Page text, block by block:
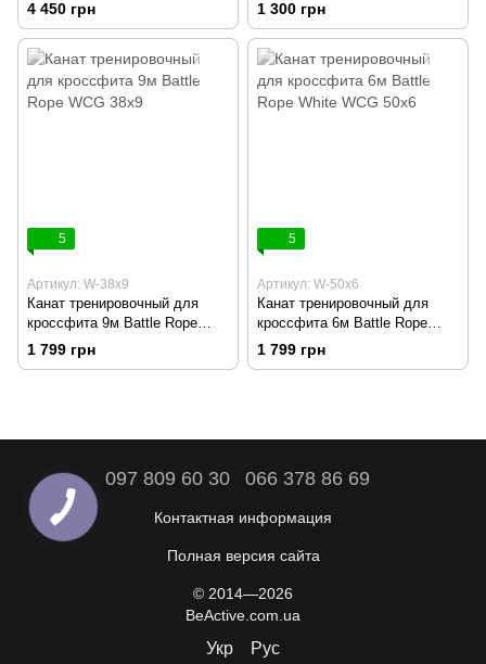
4 450 грн 1 300 грн
5
Артикул: W-38х9
Канат тренировочный для
кроссфита 9м Battle Rope
WCG 38х9
1 799 грн
5
Артикул: W-50х6
Канат тренировочный для
кроссфита 6м Battle Rope
White WCG 50х6
1 799 грн
097 809 60 30 066 378 86 69
Контактная информация
Полная версия сайта
© 2014—2026
BeActive.com.ua
Укр Рус